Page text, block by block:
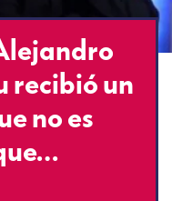
recibió un
no es